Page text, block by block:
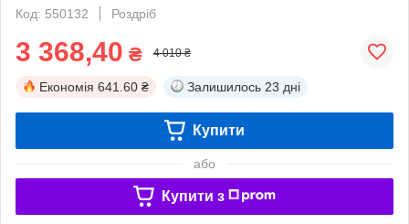
Код: 550132
Роздріб
3 368,40 ₴ 4 010 ₴
Економія 641.60 ₴ Залишилось 23 дні
Купити
або
Купити з